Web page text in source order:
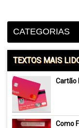
CATEGORIAS
TEXTOS MAIS
Cartão
Como